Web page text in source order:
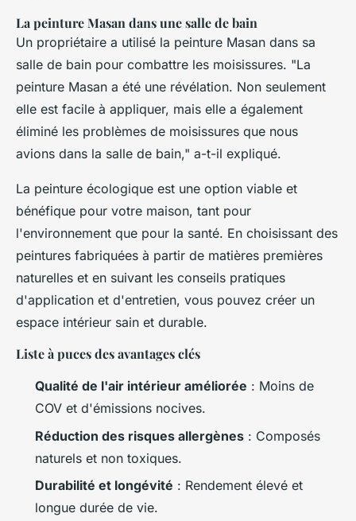
La peinture Masan dans une salle de bain
Un propriétaire a utilisé la peinture Masan dans sa
salle de bain pour combattre les moisissures. "La
peinture Masan a été une révélation. Non seulement
elle est facile à appliquer, mais elle a également
éliminé les problèmes de moisissures que nous
avions dans la salle de bain," a-t-il expliqué.
La peinture écologique est une option viable et
bénéfique pour votre maison, tant pour
l'environnement que pour la santé. En choisissant des
peintures fabriquées à partir de matières premières
naturelles et en suivant les conseils pratiques
d'application et d'entretien, vous pouvez créer un
espace intérieur sain et durable.
Liste à puces des avantages clés
Qualité de l'air intérieur améliorée : Moins de
COV et d'émissions nocives.
Réduction des risques allergènes : Composés
naturels et non toxiques.
Durabilité et longévité : Rendement élevé et
longue durée de vie.